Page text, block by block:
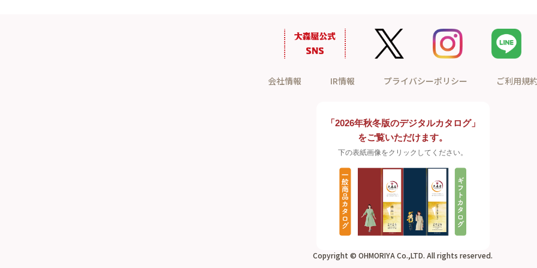
会社情報 IR情報 プライバシーポリシー ご利用規
「2026年秋冬版のデジタルカタログ」
をご覧いただけます。
下の表紙画像をクリックしてください。
Copyright © OHMORIYA Co.,LTD. All rights reserved.